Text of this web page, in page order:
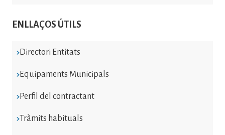
ENLLAÇOS ÚTILS
Directori Entitats
Equipaments Municipals
Perfil del contractant
Tràmits habituals